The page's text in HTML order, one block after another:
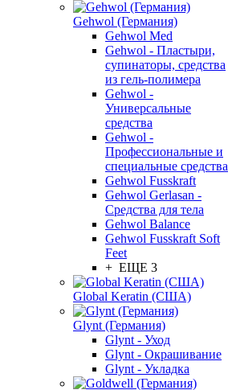
Gehwol (Германия)
Gehwol Med
Gehwol - Пластыри,
супинаторы, средства
из гель-полимера
Gehwol -
Универсальные
средства
Gehwol -
Профессиональные и
специальные средства
Gehwol Fusskraft
Gehwol Gerlasan -
Средства для тела
Gehwol Balance
Gehwol Fusskraft Soft
Feet
+ ЕЩЕ 3
Global Keratin (США)
Glynt (Германия)
Glynt - Уход
Glynt - Окрашивание
Glynt - Укладка